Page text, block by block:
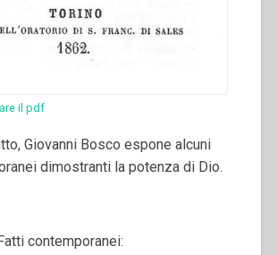
il pdf
Giovanni Bosco espone alcuni
dimostranti la potenza di Dio.
contemporanei: